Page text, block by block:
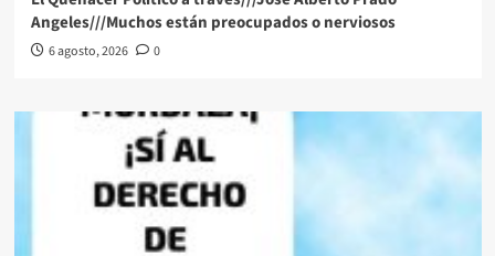
Angeles///Muchos están preocupados o nerviosos
6 agosto, 2026 0